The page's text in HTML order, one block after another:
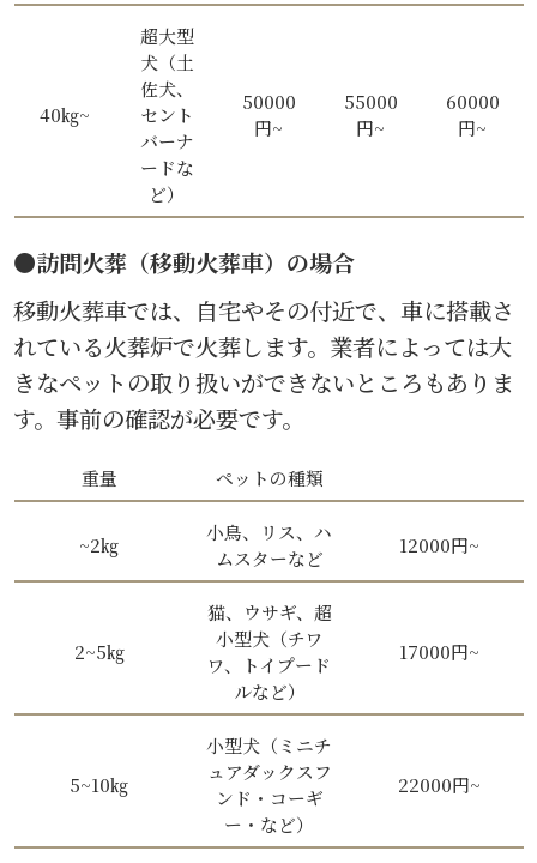
40㎏~
超大型
犬（土
佐犬、
セント
バーナ
ードな
ど）
50000
円~
55000
円~
60000
円~
●訪問火葬（移動火葬車）の場合
移動火葬車では、自宅やその付近で、車に搭載さ
れている火葬炉で火葬します。業者によっては大
きなペットの取り扱いができないところもありま
す。事前の確認が必要です。
重量 ペットの種類
~2㎏
小鳥、リス、ハ
ムスターなど
12000円~
2~5㎏
猫、ウサギ、超
小型犬（チワ
ワ、トイプード
ルなど）
17000円~
5~10㎏
小型犬（ミニチ
ュアダックスフ
ンド・コーギ
ー・など）
22000円~